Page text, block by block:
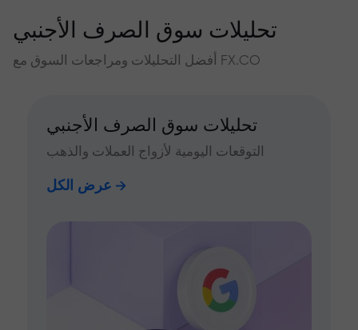
تحليلات سوق الصرف الأجنبي
أفضل التحليلات ومراجعات السوق مع FX.CO
تحليلات سوق الصرف الأجنبي
التوقعات اليومية لأزواج العملات والذهب
عرض الكل